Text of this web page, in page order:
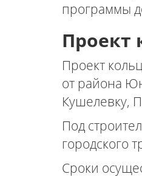
программы
Проект
Проект
от района
Кушелевку,
Под
городского
Сроки